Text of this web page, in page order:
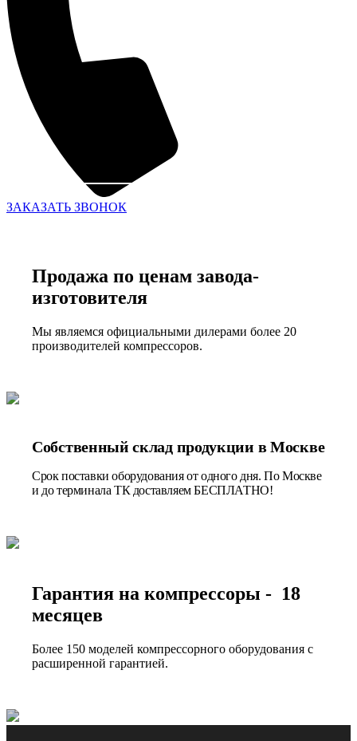
ЗАКАЗАТЬ ЗВОНОК
Продажа по ценам завода-
изготовителя
Мы являемся официальными дилерами более 20
производителей компрессоров.
Собственный склад продукции в Москве
Срок поставки оборудования от одного дня. По Москве
и до терминала ТК доставляем БЕСПЛАТНО!
Гарантия на компрессоры - 18
месяцев
Более 150 моделей компрессорного оборудования с
расширенной гарантией.